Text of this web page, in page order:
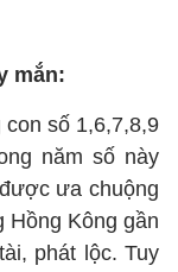
mắn:
số 1,6,7,8,9
năm số này
ưa chuộng
Hồng Kông gần
phát lộc. Tuy